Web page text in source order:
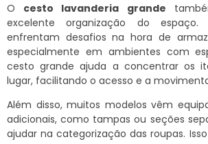
O cesto lavanderia grande
excelente organização do espaço.
enfrentam desafios na hora de
especialmente em ambientes com
cesto grande ajuda a concentrar os
lugar, facilitando o acesso e a
Além disso, muitos modelos vêm
adicionais, como tampas ou seções
ajudar na categorização das roupas.